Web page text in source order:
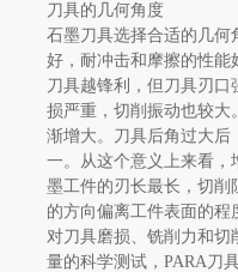
刀具的几何角度
石墨刀具选择合适的几何
好，耐冲击和摩擦的性能
刀具越锋利，但刀具刃
损严重，切削振动也较大
渐增大。刀具后角过大后
一。从这个意义上来看，
墨工件的刃长最长，切削
的方向偏离工件表面的
对刀具磨损、铣削力和切
量的科学测试，PARA刀